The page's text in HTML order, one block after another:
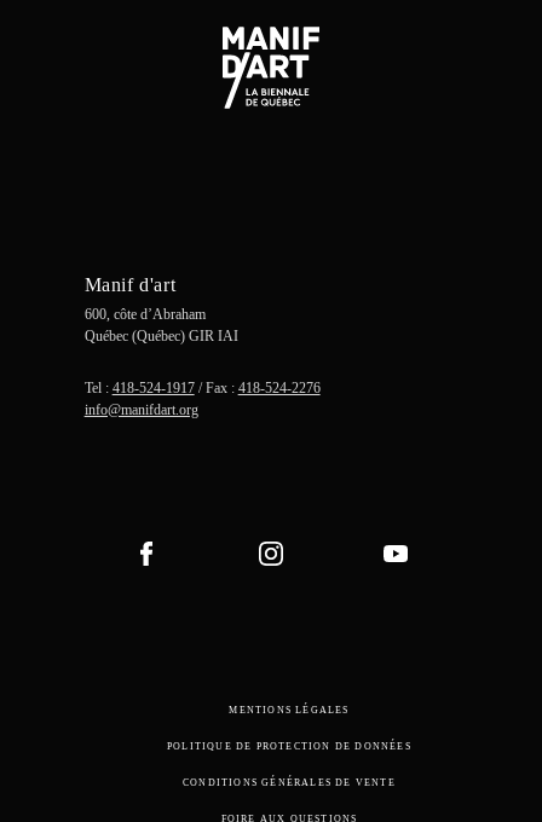
Manif d'art
600, côte d’Abraham
Québec (Québec) GIR IAI
Tel : 418-524-1917/ Fax : 418-524-2276
info@manifdart.org
MENTIONS LÉGALES
POLITIQUE DE PROTECTION DE DONNÉES
CONDITIONS GÉNÉRALES DE VENTE
FOIRE AUX QUESTIONS